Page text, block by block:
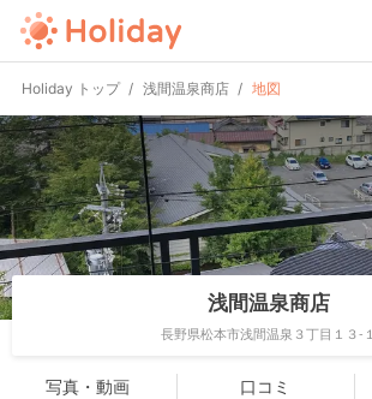
Holiday トップ 浅間温泉商店 地図
浅間温泉商店
長野県松本市浅間温泉３丁目１３-１
写真・動画 口コミ